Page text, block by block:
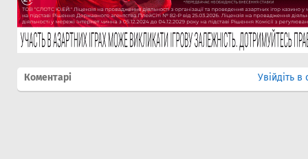
Коментарі Увійдіть в